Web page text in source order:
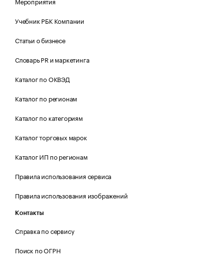
Учебник РБК Компании
Статьи о бизнесе
Словарь PR и маркетинга
Каталог по ОКВЭД
Каталог по регионам
Каталог по категориям
Каталог торговых марок
Каталог ИП по регионам
Правила использования сервиса
Правила использования изображений
Контакты
Справка по сервису
Поиск по ОГРН